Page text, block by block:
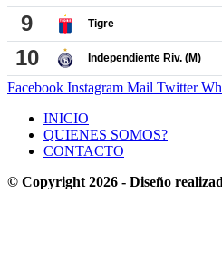
Facebook Instagram Mail Twitter
INICIO
QUIENES SOMOS?
CONTACTO
© Copyright 2026 - Diseño